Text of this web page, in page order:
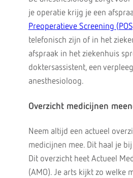
je operatie krijg je een
Preoperatieve Screening
telefonisch zijn of in het
afspraak in het ziekenhuis
doktersassistent, een
anesthesioloog.
Overzicht medicijnen
Neem altijd een actueel
medicijnen mee. Dit haal je
Dit overzicht heet Actueel
(AMO). Je arts kijkt zo welke